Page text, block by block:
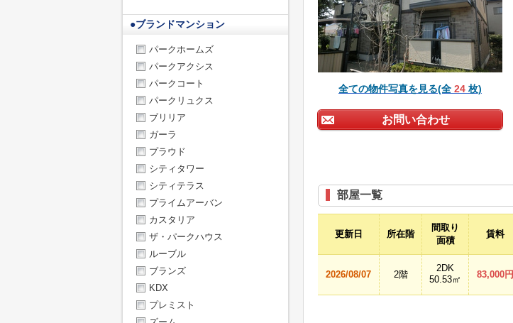
全ての物件写真を見る(全 24 枚)
お問い合わせ
部屋一覧
更新日 所在階
間取り
面積
賃料
2026/08/07 2階
2DK
50.53㎡
83,000円
●ブランドマンション
パークホームズ
パークアクシス
パークコート
パークリュクス
ブリリア
ガーラ
プラウド
シティタワー
シティテラス
プライムアーバン
カスタリア
ザ・パークハウス
ルーブル
ブランズ
KDX
プレミスト